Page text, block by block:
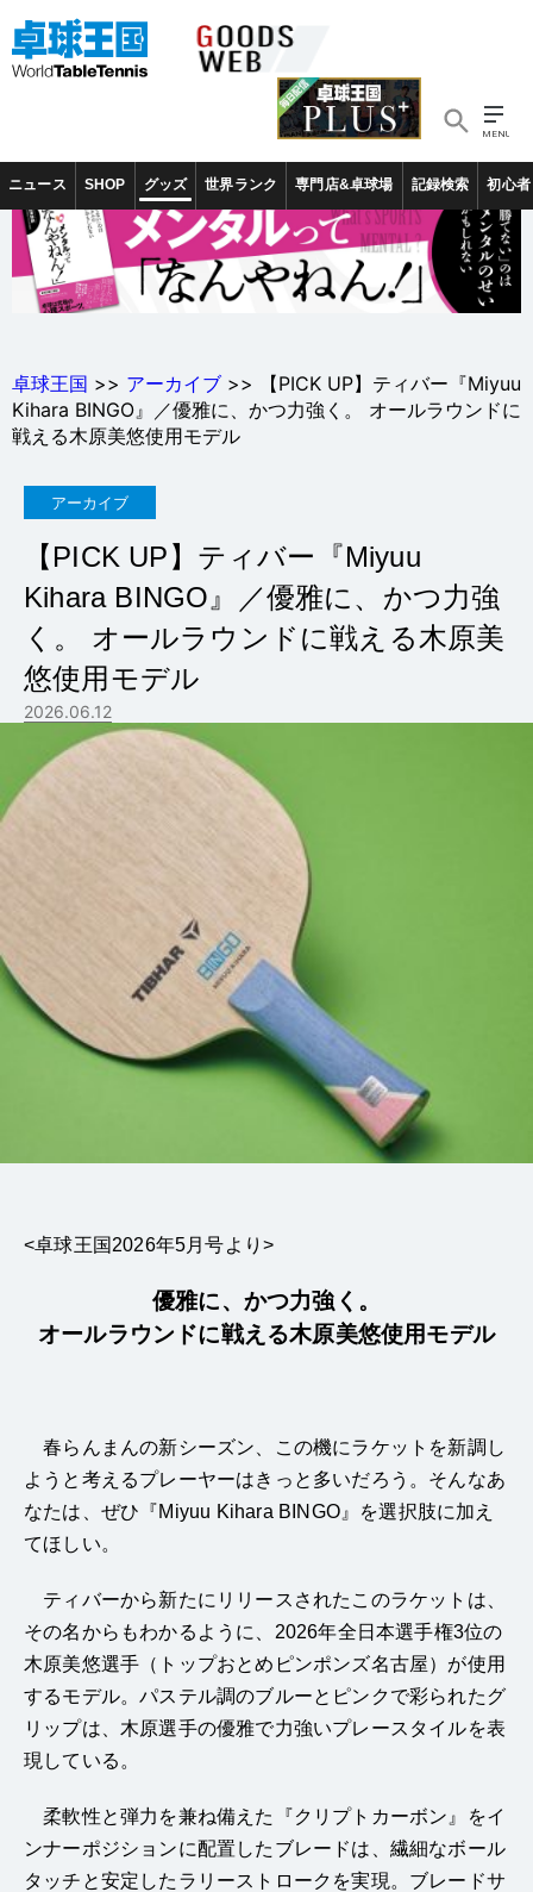
ニュース SHOP グッズ 世界ランク 専門店&卓球場 記録検索 初心者
卓球王国 >> アーカイブ >> 【PICK UP】ティバー『Miyuu
Kihara BINGO』／優雅に、かつ力強く。 オールラウンドに
戦える木原美悠使用モデル
アーカイブ
【PICK UP】ティバー『Miyuu
Kihara BINGO』／優雅に、かつ力強
く。 オールラウンドに戦える木原美
悠使用モデル
2026.06.12
<卓球王国2026年5月号より>
優雅に、かつ力強く。
オールラウンドに戦える木原美悠使用モデル
春らんまんの新シーズン、この機にラケットを新調し
ようと考えるプレーヤーはきっと多いだろう。そんなあ
なたは、ぜひ『Miyuu Kihara BINGO』を選択肢に加え
てほしい。
ティバーから新たにリリースされたこのラケットは、
その名からもわかるように、2026年全日本選手権3位の
木原美悠選手（トップおとめピンポンズ名古屋）が使用
するモデル。パステル調のブルーとピンクで彩られたグ
リップは、木原選手の優雅で力強いプレースタイルを表
現している。
柔軟性と弾力を兼ね備えた『クリプトカーボン』をイ
ンナーポジションに配置したブレードは、繊細なボール
タッチと安定したラリーストロークを実現。ブレードサ